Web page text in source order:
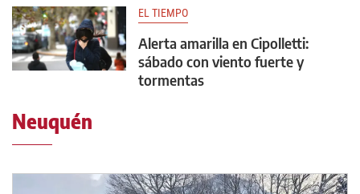
EL TIEMPO
Alerta amarilla en Cipolletti:
sábado con viento fuerte y
tormentas
Neuquén